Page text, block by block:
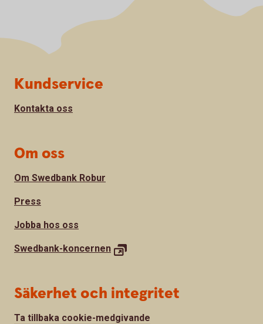
Sidfot
Kundservice
Kontakta oss
Om oss
Om Swedbank Robur
Press
Jobba hos oss
Swedbank-koncernen
Säkerhet och integritet
Ta tillbaka cookie-medgivande